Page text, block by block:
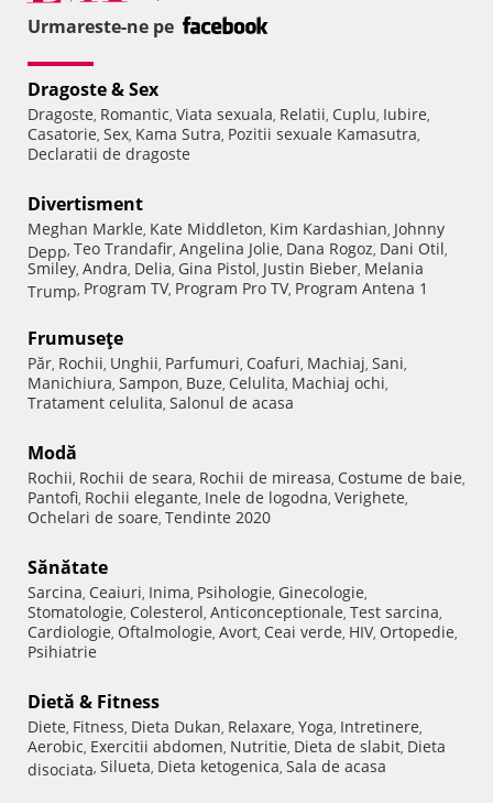
Urmareste-ne pe
Dragoste & Sex
Dragoste, Romantic, Viata sexuala, Relatii, Cuplu, Iubire,
Casatorie, Sex, Kama Sutra, Pozitii sexuale Kamasutra,
Declaratii de dragoste
Divertisment
Meghan Markle, Kate Middleton, Kim Kardashian, Johnny
Depp, Teo Trandafir, Angelina Jolie, Dana Rogoz, Dani Otil,
Smiley, Andra, Delia, Gina Pistol, Justin Bieber, Melania
Trump, Program TV, Program Pro TV, Program Antena 1
Frumuseţe
Păr, Rochii, Unghii, Parfumuri, Coafuri, Machiaj, Sani,
Manichiura, Sampon, Buze, Celulita, Machiaj ochi,
Tratament celulita, Salonul de acasa
Modă
Rochii, Rochii de seara, Rochii de mireasa, Costume de baie,
Pantofi, Rochii elegante, Inele de logodna, Verighete,
Ochelari de soare, Tendinte 2020
Sănătate
Sarcina, Ceaiuri, Inima, Psihologie, Ginecologie,
Stomatologie, Colesterol, Anticonceptionale, Test sarcina,
Cardiologie, Oftalmologie, Avort, Ceai verde, HIV, Ortopedie,
Psihiatrie
Dietă & Fitness
Diete, Fitness, Dieta Dukan, Relaxare, Yoga, Intretinere,
Aerobic, Exercitii abdomen, Nutritie, Dieta de slabit, Dieta
disociata, Silueta, Dieta ketogenica, Sala de acasa